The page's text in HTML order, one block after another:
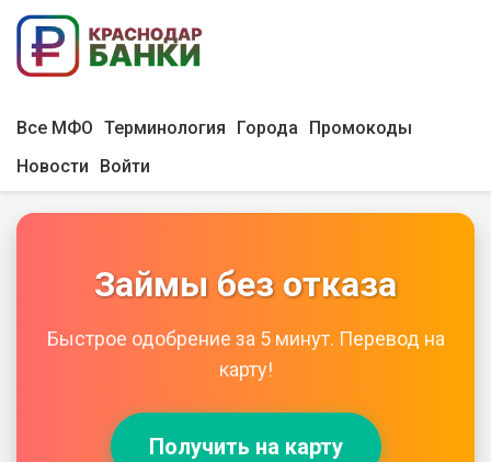
Все МФО Терминология Города
Промокоды
Новости
Войти
Займы без отказа
Быстрое одобрение за 5 минут. Перевод на
карту!
Получить на карту